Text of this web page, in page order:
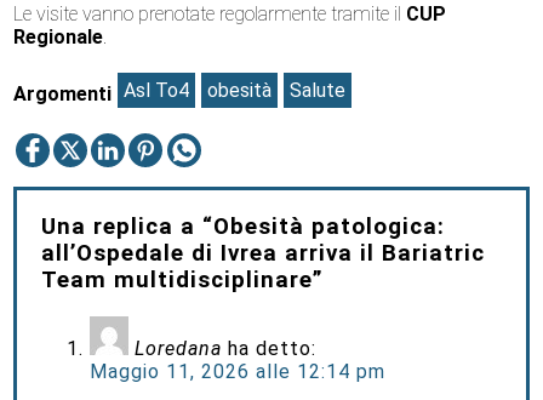
Le visite vanno prenotate regolarmente tramite il CUP
Regionale
Argomenti Asl To4 obesità Salute
Una replica a “Obesità patologica:
all’Ospedale di Ivrea arriva il Bariatric
Team multidisciplinare”
Loredana ha detto:
Maggio 11, 2026 alle 12:14 pm